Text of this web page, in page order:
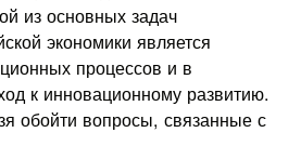
из основных задач
экономики является
процессов и в
к инновационному развитию.
обойти вопросы, связанные с